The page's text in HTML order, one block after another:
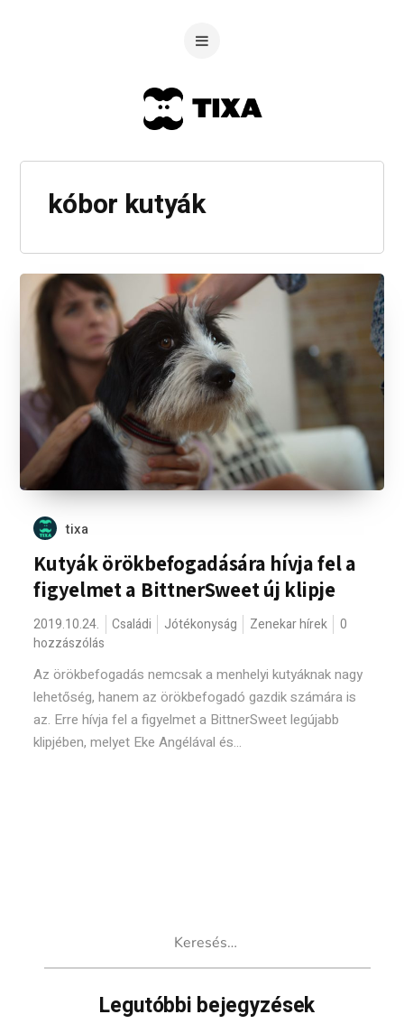
kóbor kutyák
tixa
Kutyák örökbefogadására hívja fel a
figyelmet a BittnerSweet új klipje
2019.10.24. Családi Jótékonyság Zenekar hírek
0
hozzászólás
Az örökbefogadás nemcsak a menhelyi kutyáknak nagy
lehetőség, hanem az örökbefogadó gazdik számára is
az. Erre hívja fel a figyelmet a BittnerSweet legújabb
klipjében, melyet Eke Angélával és...
Legutóbbi bejegyzések